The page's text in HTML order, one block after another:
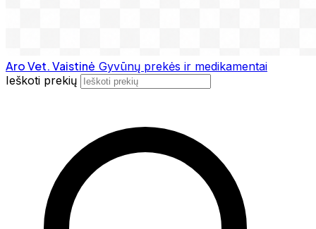
Aro Vet. Vaistinė Gyvūnų prekės ir medikamentai
Ieškoti prekių